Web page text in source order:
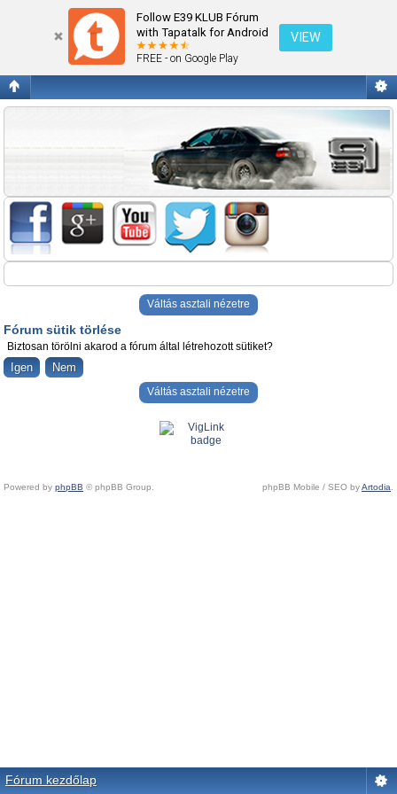
Follow E39 KLUB Fórum
with Tapatalk for Android
FREE - on Google Play
VIEW
Fórum sütik törlése
Váltás asztali nézetre
Fórum sütik törlése
Biztosan törölni akarod a fórum által létrehozott sütiket?
Váltás asztali nézetre
Powered by phpBB © phpBB Group. phpBB Mobile / SEO byArtodia.
Fórum kezdőlap